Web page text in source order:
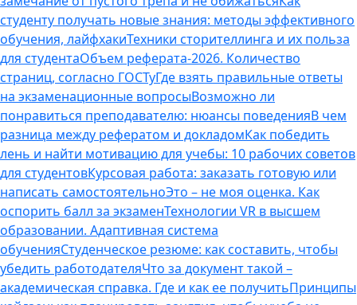
студенту получать новые знания: методы эффективного
обучения, лайфхакиТехники сторителлинга и их польза
для студентаОбъем реферата-2026. Количество
страниц, согласно ГОСТуГде взять правильные ответы
на экзаменационные вопросыВозможно ли
понравиться преподавателю: нюансы поведенияВ чем
разница между рефератом и докладомКак победить
лень и найти мотивацию для учебы: 10 рабочих советов
для студентовКурсовая работа: заказать готовую или
написать самостоятельноЭто – не моя оценка. Как
оспорить балл за экзаменТехнологии VR в высшем
образовании. Адаптивная система
обученияСтуденческое резюме: как составить, чтобы
убедить работодателяЧто за документ такой –
академическая справка. Где и как ее получитьПринципы